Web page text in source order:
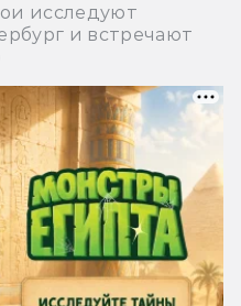
исследуют
и встречают